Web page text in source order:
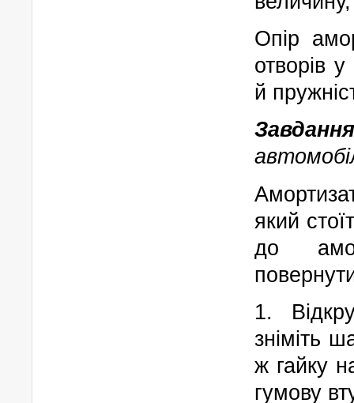
Опір
отворів
й
який
до
1.
зніміть
ж гайку
гумову